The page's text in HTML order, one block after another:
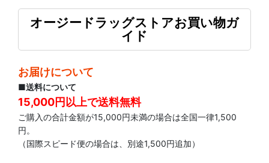
オージードラッグストアお買い物ガ
イド
お届けについて
■送料について
15,000円以上で送料無料
ご購入の合計金額が15,000円未満の場合は全国一律1,500
円。
（国際スピード便の場合は、別途1,500円追加）